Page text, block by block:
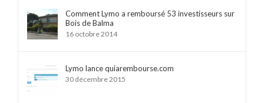
Comment Lymo a remboursé 53 investisseurs sur
Bois de Balma
16 octobre 2014
Lymo lance quiarembourse.com
30 décembre 2015